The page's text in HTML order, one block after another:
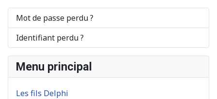
Mot de passe perdu ?
Identifiant perdu ?
Menu principal
Les fils Delphi